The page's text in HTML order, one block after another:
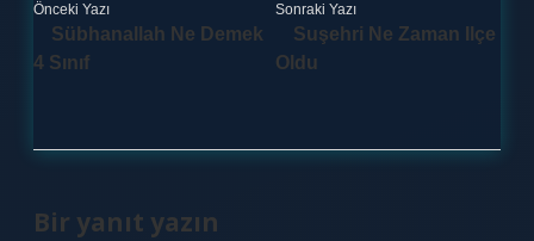
Önceki Yazı
Sübhanallah Ne Demek
4 Sınıf
Sonraki Yazı
Suşehri Ne Zaman Ilçe
Oldu
Bir yanıt yazın